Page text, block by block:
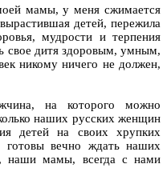
мамы, у меня сжимается
детей, пережила
мудрости и терпения
свое дитя здоровым, умным,
никому ничего не должен,
на которого можно
наших русских женщин
детей на своих хрупких
вечно ждать наших
наши мамы, всегда с нами